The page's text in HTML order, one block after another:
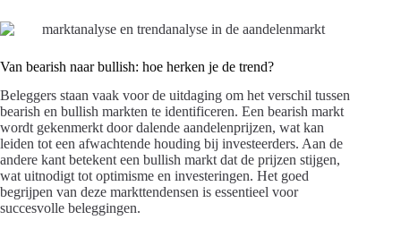
Van bearish naar bullish: hoe herken je de trend?
Beleggers staan vaak voor de uitdaging om het verschil tussen
bearish en bullish markten te identificeren. Een bearish markt
wordt gekenmerkt door dalende aandelenprijzen, wat kan
leiden tot een afwachtende houding bij investeerders. Aan de
andere kant betekent een bullish markt dat de prijzen stijgen,
wat uitnodigt tot optimisme en investeringen. Het goed
begrijpen van deze markttendensen is essentieel voor
succesvolle beleggingen.